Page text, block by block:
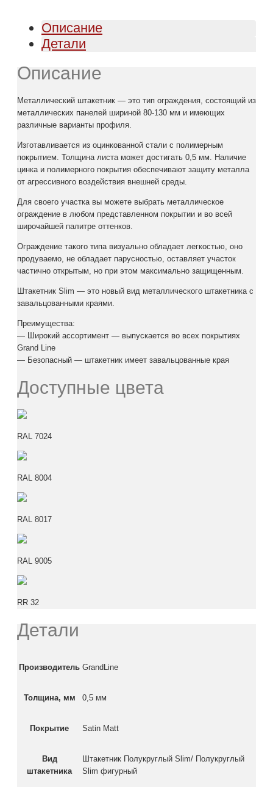
Описание
Детали
Описание
Металлический штакетник — это тип ограждения, состоящий из
металлических панелей шириной 80-130 мм и имеющих
различные варианты профиля.
Изготавливается из оцинкованной стали с полимерным
покрытием. Толщина листа может достигать 0,5 мм. Наличие
цинка и полимерного покрытия обеспечивают защиту металла
от агрессивного воздействия внешней среды.
Для своего участка вы можете выбрать металлическое
ограждение в любом представленном покрытии и во всей
широчайшей палитре оттенков.
Ограждение такого типа визуально обладает легкостью, оно
продуваемо, не обладает парусностью, оставляет участок
частично открытым, но при этом максимально защищенным.
Штакетник Slim — это новый вид металлического штакетника с
завальцованными краями.
Преимущества:
— Широкий ассортимент — выпускается во всех покрытиях
Grand Line
— Безопасный — штакетник имеет завальцованные края
Доступные цвета
RAL 7024
RAL 8004
RAL 8017
RAL 9005
RR 32
Детали
Производитель GrandLine
Толщина, мм 0,5 мм
Покрытие Satin Matt
Вид
штакетника
Штакетник Полукруглый Slim/ Полукруглый
Slim фигурный